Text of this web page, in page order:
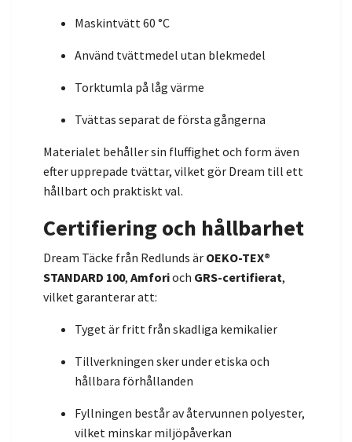
Maskintvätt 60 °C
Använd tvättmedel utan blekmedel
Torktumla på låg värme
Tvättas separat de första gångerna
Materialet behåller sin fluffighet och form även
efter upprepade tvättar, vilket gör Dream till ett
hållbart och praktiskt val.
Certifiering och hållbarhet
Dream Täcke från Redlunds är OEKO-TEX®
STANDARD 100, Amforioch GRS-certifierat,
vilket garanterar att:
Tyget är fritt från skadliga kemikalier
Tillverkningen sker under etiska och
hållbara förhållanden
Fyllningen består av återvunnen polyester,
vilket minskar miljöpåverkan